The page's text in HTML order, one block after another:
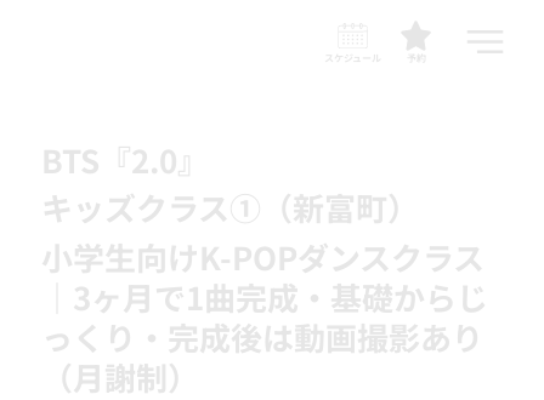
予約
スケジュール
BTS『2.0』
キッズクラス①（新富町）
小学生向けK-POPダンスクラス
｜3ヶ月で1曲完成・基礎からじ
っくり・完成後は動画撮影あり
（月謝制）